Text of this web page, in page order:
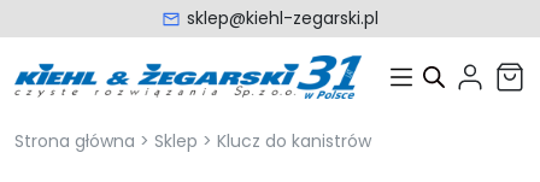
sklep@kiehl-zegarski.pl
Strona główna > Sklep > Klucz do kanistrów